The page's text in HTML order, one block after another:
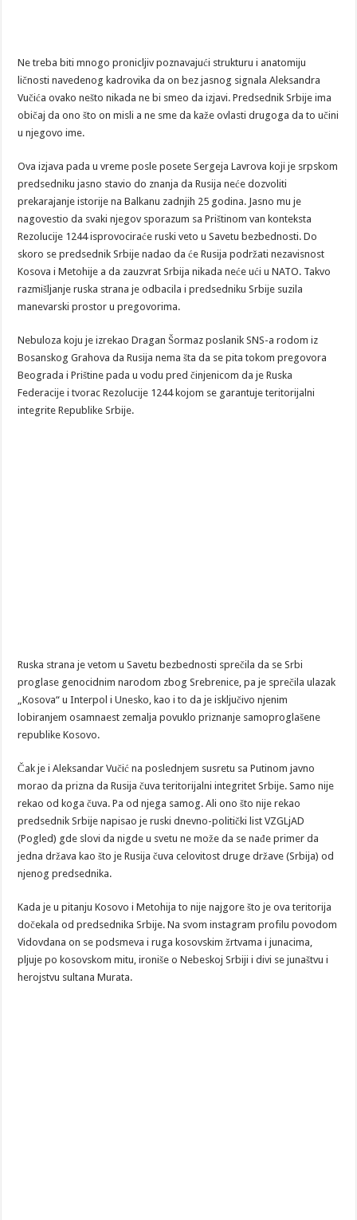
Ne treba biti mnogo pronicljiv poznavajući strukturu i anatomiju
ličnosti navedenog kadrovika da on bez jasnog signala Aleksandra
Vučića ovako nešto nikada ne bi smeo da izjavi. Predsednik Srbije ima
običaj da ono što on misli a ne sme da kaže ovlasti drugoga da to učini
u njegovo ime.
Ova izjava pada u vreme posle posete Sergeja Lavrova koji je srpskom
predsedniku jasno stavio do znanja da Rusija neće dozvoliti
prekarajanje istorije na Balkanu zadnjih 25 godina. Jasno mu je
nagovestio da svaki njegov sporazum sa Prištinom van konteksta
Rezolucije 1244 isprovociraće ruski veto u Savetu bezbednosti. Do
skoro se predsednik Srbije nadao da će Rusija podržati nezavisnost
Kosova i Metohije a da zauzvrat Srbija nikada neće ući u NATO. Takvo
razmišljanje ruska strana je odbacila i predsedniku Srbije suzila
manevarski prostor u pregovorima.
Nebuloza koju je izrekao Dragan Šormaz poslanik SNS-a rodom iz
Bosanskog Grahova da Rusija nema šta da se pita tokom pregovora
Beograda i Prištine pada u vodu pred činjenicom da je Ruska
Federacije i tvorac Rezolucije 1244 kojom se garantuje teritorijalni
integrite Republike Srbije.
Ruska strana je vetom u Savetu bezbednosti sprečila da se Srbi
proglase genocidnim narodom zbog Srebrenice, pa je sprečila ulazak
„Kosova“ u Interpol i Unesko, kao i to da je isključivo njenim
lobiranjem osamnaest zemalja povuklo priznanje samoproglašene
republike Kosovo.
Čak je i Aleksandar Vučić na poslednjem susretu sa Putinom javno
morao da prizna da Rusija čuva teritorijalni integritet Srbije. Samo nije
rekao od koga čuva. Pa od njega samog. Ali ono što nije rekao
predsednik Srbije napisao je ruski dnevno-politički list VZGLjAD
(Pogled) gde slovi da nigde u svetu ne može da se nađe primer da
jedna država kao što je Rusija čuva celovitost druge države (Srbija) od
njenog predsednika.
Kada je u pitanju Kosovo i Metohija to nije najgore što je ova teritorija
dočekala od predsednika Srbije. Na svom instagram profilu povodom
Vidovdana on se podsmeva i ruga kosovskim žrtvama i junacima,
pljuje po kosovskom mitu, ironiše o Nebeskoj Srbiji i divi se junaštvu i
herojstvu sultana Murata.